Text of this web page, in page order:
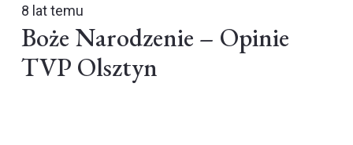
8 lat temu
Boże Narodzenie – Opinie
TVP Olsztyn